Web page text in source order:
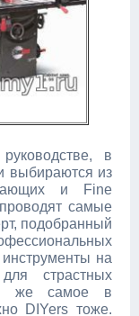
в
выбираются из
и Fine
самые
подобранный
на
страстных
же самое в
DIYers тоже.